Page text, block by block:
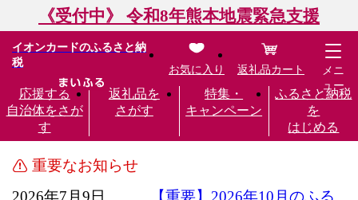
《受付中》 令和8年熊本地震緊急支援
イオンカードのふるさと納
税
応援する
自治体をさが
す
返礼品を
さがす
特集・
キャンペーン
ふるさと納税
を
はじめる
お気に入り 返礼品カート
メニ
ュー
重要なお知らせ
2026年7月9日
【重要】2026年10月のふる